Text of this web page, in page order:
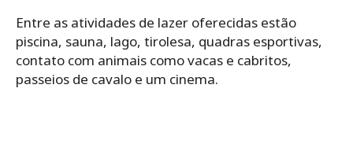
Entre as atividades de lazer oferecidas estão
piscina, sauna, lago, tirolesa, quadras esportivas,
contato com animais como vacas e cabritos,
passeios de cavalo e um cinema.